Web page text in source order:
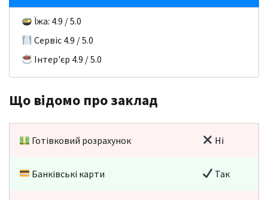
Їжа: 4.9 / 5.0
Сервіс 4.9 / 5.0
Інтер'єр 4.9 / 5.0
Що відомо про заклад
Готівковий розрахунок Ні
Банківські карти Так